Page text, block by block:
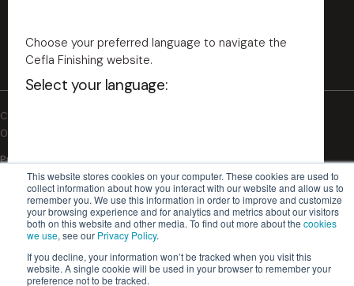
This website stores cookies on your computer. These cookies are used to
collect information about how you interact with our website and allow us to
remember you. We use this information in order to improve and customize
your browsing experience and for analytics and metrics about our visitors
both on this website and other media. To find out more about the cookies
we use, see our Privacy Policy.
If you decline, your information won’t be tracked when you visit this
website. A single cookie will be used in your browser to remember your
preference not to be tracked.
Fibra minerale
Packaging
Verniciatura a rullo
Verniciatura vacuum
Impiallacciatura
Rivestimenti
Software e IoT
Cefla s.c. - Codice Fiscale e Iscrizione Registro Imprese n.
00293150371 - Partita IVA/VAT n. IT 00499791200
Privacy Policy
Condizioni Generali di Vendita
© 2026 | Cefla Finishing
Choose your preferred language to navigate the
Cefla Finishing website.
Select your language:
English - US
English